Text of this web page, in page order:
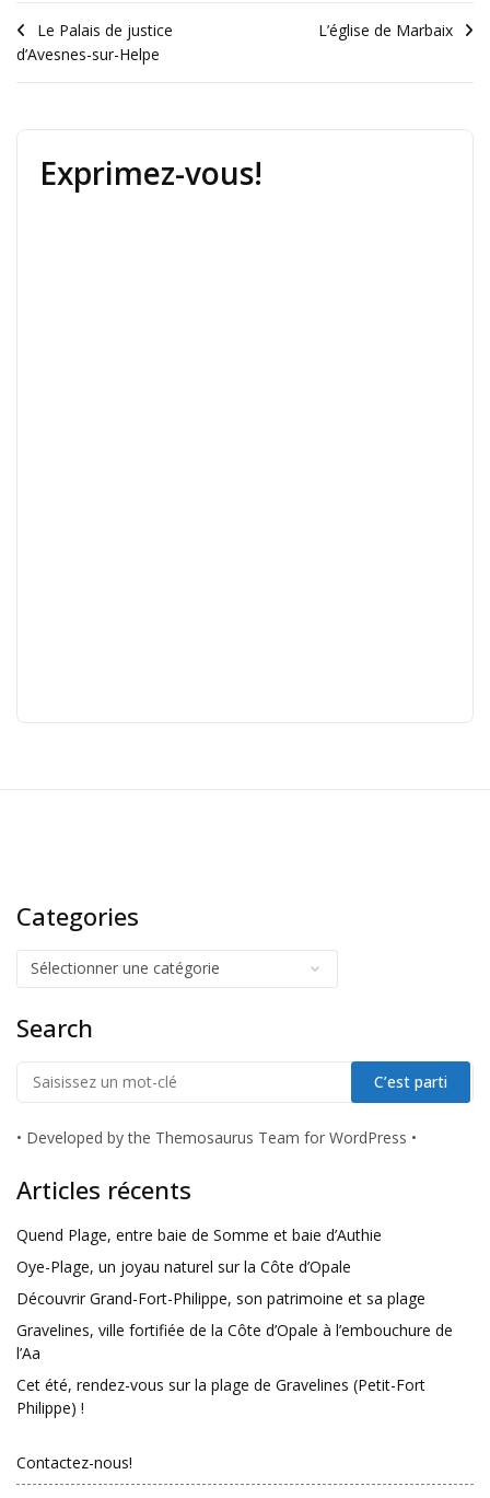
Le Palais de justice
d’Avesnes-sur-Helpe
L’église de Marbaix
Exprimez-vous!
Categories
Search
• Developed by the Themosaurus Team for WordPress •
Articles récents
Quend Plage, entre baie de Somme et baie d’Authie
Oye-Plage, un joyau naturel sur la Côte d’Opale
Découvrir Grand-Fort-Philippe, son patrimoine et sa plage
Gravelines, ville fortifiée de la Côte d’Opale à l’embouchure de
l’Aa
Cet été, rendez-vous sur la plage de Gravelines (Petit-Fort
Philippe) !
Contactez-nous!